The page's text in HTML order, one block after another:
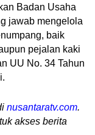
Badan Usaha
jawab mengelola
baik
pejalan kaki
UU No. 34 Tahun
nusantaratv.com.
akses berita